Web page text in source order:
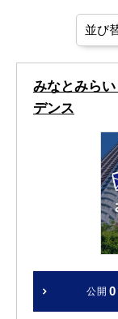
みなとみら
デンス
公開 0